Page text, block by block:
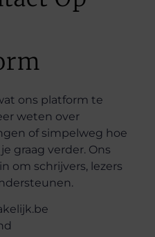
ons platform te
weten over
of simpelweg hoe
graag verder. Ons
om schrijvers, lezers